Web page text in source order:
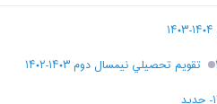
تقويم تحصيلي نيمسال دوم ۱۴۰۳-۱۴۰۲